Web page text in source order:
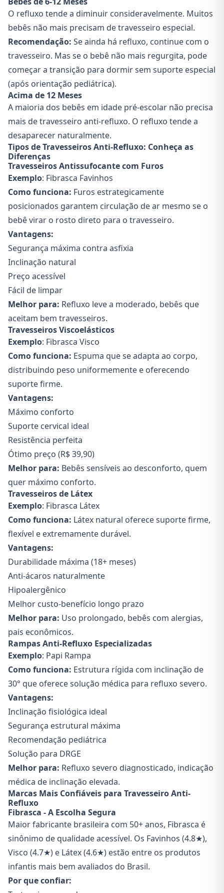
O refluxo tende a diminuir consideravelmente. Muitos
bebês não mais precisam de travesseiro especial.
Recomendação: Se ainda há refluxo, continue com o
travesseiro. Mas se o bebê não mais regurgita, pode
começar a transição para dormir sem suporte especial
(após orientação pediátrica).
Acima de 12 Meses
A maioria dos bebês em idade pré-escolar não precisa
mais de travesseiro anti-refluxo. O refluxo tende a
desaparecer naturalmente.
Tipos de Travesseiros Anti-Refluxo: Conheça as
Diferenças
Travesseiros Antissufocante com Furos
Exemplo: Fibrasca Favinhos
Como funciona: Furos estrategicamente
posicionados garantem circulação de ar mesmo se o
bebê virar o rosto direto para o travesseiro.
Vantagens:
Segurança máxima contra asfixia
Inclinação natural
Preço acessível
Fácil de limpar
Melhor para: Refluxo leve a moderado, bebês que
aceitam bem travesseiros.
Travesseiros Viscoelásticos
Exemplo: Fibrasca Visco
Como funciona: Espuma que se adapta ao corpo,
distribuindo peso uniformemente e oferecendo
suporte firme.
Vantagens:
Máximo conforto
Suporte cervical ideal
Resistência perfeita
Ótimo preço (R$ 39,90)
Melhor para: Bebês sensíveis ao desconforto, quem
quer máximo conforto.
Travesseiros de Látex
Exemplo: Fibrasca Látex
Como funciona: Látex natural oferece suporte firme,
flexível e extremamente durável.
Vantagens:
Durabilidade máxima (18+ meses)
Anti-ácaros naturalmente
Hipoalergênico
Melhor custo-benefício longo prazo
Melhor para: Uso prolongado, bebês com alergias,
pais econômicos.
Rampas Anti-Refluxo Especializadas
Exemplo: Papi Rampa
Como funciona: Estrutura rígida com inclinação de
30° que oferece solução médica para refluxo severo.
Vantagens:
Inclinação fisiológica ideal
Segurança estrutural máxima
Recomendação pediátrica
Solução para DRGE
Melhor para: Refluxo severo diagnosticado, indicação
médica de inclinação elevada.
Marcas Mais Confiáveis para Travesseiro Anti-
Refluxo
Fibrasca - A Escolha Segura
Maior fabricante brasileira com 50+ anos, Fibrasca é
sinônimo de qualidade acessível. Os Favinhos (4.8★),
Visco (4.7★) e Látex (4.6★) estão entre os produtos
infantis mais bem avaliados do Brasil.
Por que confiar: